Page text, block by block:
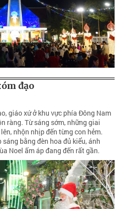
đạo
giáo xứ ở khu vực phía Đông Nam
ràng. Từ sáng sớm, những giai
nhộn nhịp đến từng con hẻm.
bằng đèn hoa đủ kiểu, ánh
Noel ấm áp đang đến rất gần.